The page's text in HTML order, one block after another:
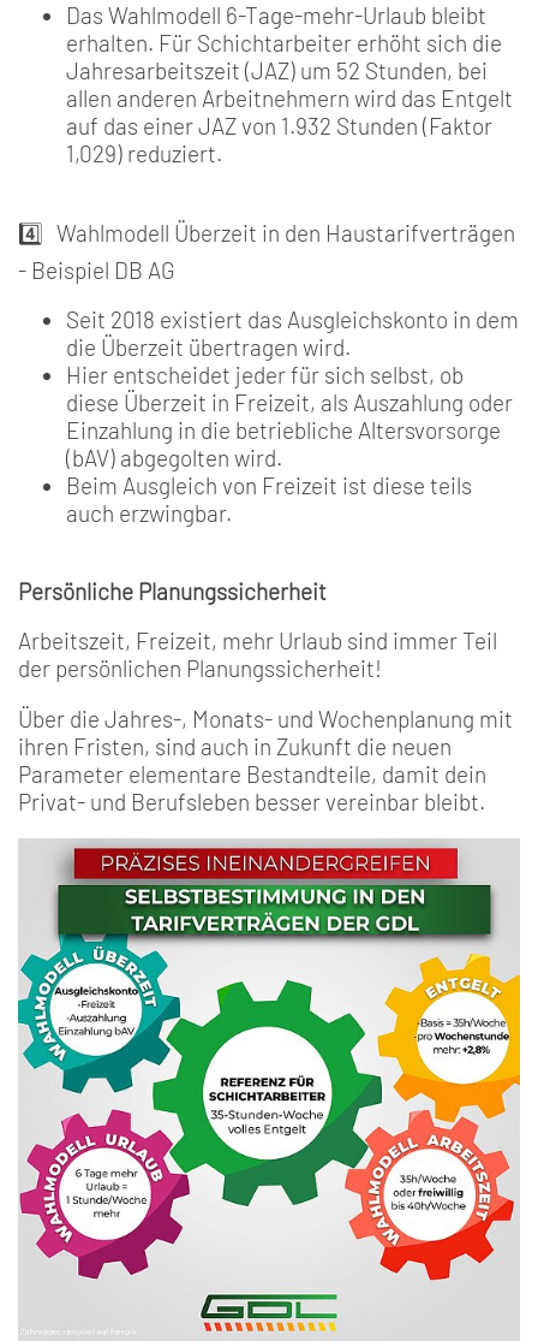
Das Wahlmodell 6-Tage-mehr-Urlaub bleibt
erhalten. Für Schichtarbeiter erhöht sich die
Jahresarbeitszeit (JAZ) um 52 Stunden, bei
allen anderen Arbeitnehmern wird das Entgelt
auf das einer JAZ von 1.932 Stunden (Faktor
1,029) reduziert.
4️⃣ Wahlmodell Überzeit in den Haustarifverträgen
- Beispiel DB AG
Seit 2018 existiert das Ausgleichskonto in dem
die Überzeit übertragen wird.
Hier entscheidet jeder für sich selbst, ob
diese Überzeit in Freizeit, als Auszahlung oder
Einzahlung in die betriebliche Altersvorsorge
(bAV) abgegolten wird.
Beim Ausgleich von Freizeit ist diese teils
auch erzwingbar.
Persönliche Planungssicherheit
Arbeitszeit, Freizeit, mehr Urlaub sind immer Teil
der persönlichen Planungssicherheit!
Über die Jahres-, Monats- und Wochenplanung mit
ihren Fristen, sind auch in Zukunft die neuen
Parameter elementare Bestandteile, damit dein
Privat- und Berufsleben besser vereinbar bleibt.